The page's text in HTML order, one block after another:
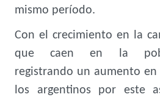
mismo período.
Con el crecimiento en la
que caen en la
registrando un aumento en
los argentinos por este